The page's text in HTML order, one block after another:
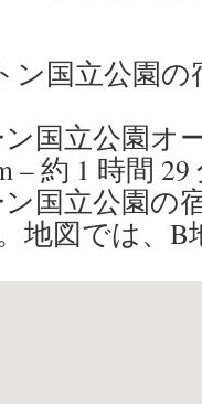
国立公園の
国立公園オ
– 約 1 時間 29
国立公園の
。地図では、